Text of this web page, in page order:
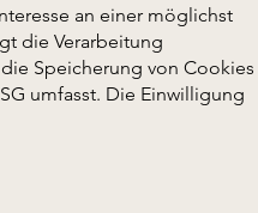
an einer möglichst
die Verarbeitung
Speicherung von Cookies
umfasst. Die Einwilligung